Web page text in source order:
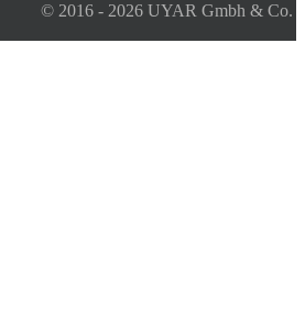
© 2016 - 2026 UYAR Gmbh & Co.